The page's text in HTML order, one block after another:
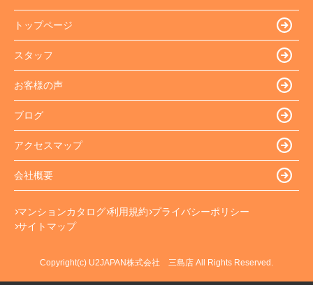
トップページ
スタッフ
お客様の声
ブログ
アクセスマップ
会社概要
マンションカタログ 利用規約 プライバシーポリシー
サイトマップ
Copyright(c) U2JAPAN株式会社 三島店 All Rights Reserved.